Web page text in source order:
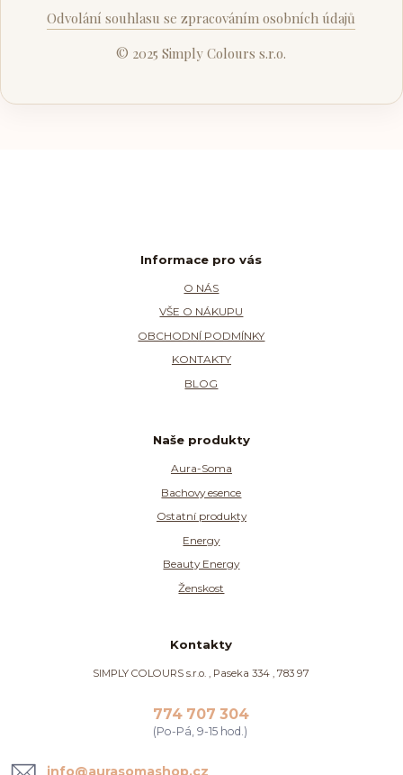
Odvolání souhlasu se zpracováním osobních údajů
© 2025 Simply Colours s.r.o.
Informace pro vás
O NÁS
VŠE O NÁKUPU
OBCHODNÍ PODMÍNKY
KONTAKTY
BLOG
Naše produkty
Aura-Soma
Bachovy esence
Ostatní produkty
Energy
Beauty Energy
Ženskost
Kontakty
SIMPLY COLOURS s.r.o. , Paseka 334 , 783 97
774 707 304
(Po-Pá, 9-15 hod.)
info@aurasomashop.cz